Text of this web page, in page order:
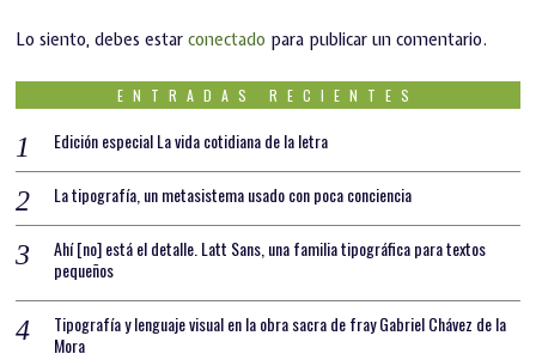
Lo siento, debes estarconectado para publicar un comentario.
ENTRADAS RECIENTES
Edición especial La vida cotidiana de la letra
La tipografía, un metasistema usado con poca conciencia
Ahí [no] está el detalle. Latt Sans, una familia tipográfica para textos
pequeños
Tipografía y lenguaje visual en la obra sacra de fray Gabriel Chávez de la
Mora